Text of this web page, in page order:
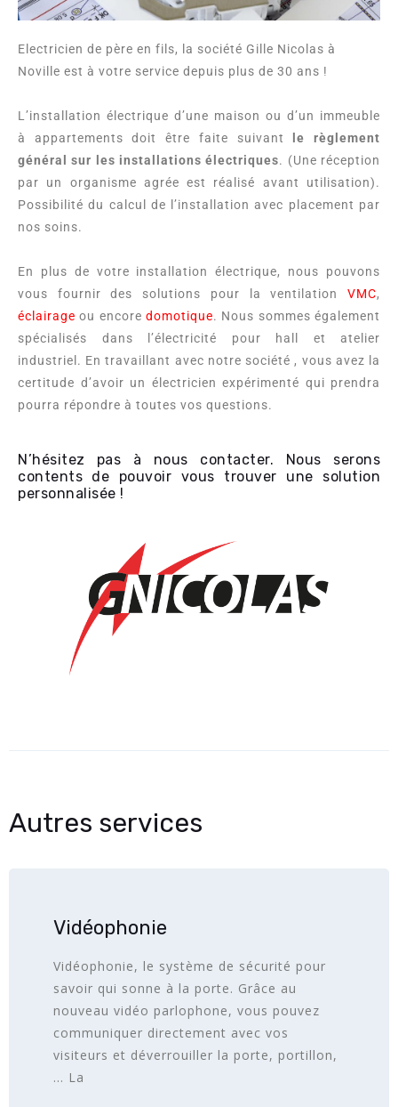
Electricien de père en fils, la société Gille Nicolas à
Noville est à votre service depuis plus de 30 ans !
L’installation électrique d’une maison ou d’un immeuble
à appartements doit être faite suivant le règlement
général sur les installations électriques. (Une réception
par un organisme agrée est réalisé avant utilisation).
Possibilité du calcul de l’installation avec placement par
nos soins.
En plus de votre installation électrique, nous pouvons
vous fournir des solutions pour la ventilation VMC,
éclairage ou encore domotique. Nous sommes également
spécialisés dans l’électricité pour hall et atelier
industriel. En travaillant avec notre société , vous avez la
certitude d’avoir un électricien expérimenté qui prendra
pourra répondre à toutes vos questions.
N’hésitez pas à nous contacter. Nous serons
contents de pouvoir vous trouver une solution
personnalisée !
Autres services
Vidéophonie
Vidéophonie, le système de sécurité pour
savoir qui sonne à la porte. Grâce au
nouveau vidéo parlophone, vous pouvez
communiquer directement avec vos
visiteurs et déverrouiller la porte, portillon,
… La